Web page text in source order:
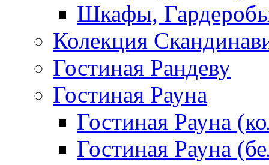
Шкафы,
Колекция
Гостиная Рандеву
Гостиная Рауна
Гостиная Рауна
Гостиная Рауна